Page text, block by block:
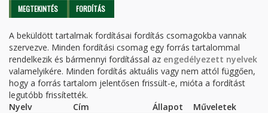
Elsődleges fülek
MEGTEKINTÉS FORDÍTÁS
A beküldött tartalmak fordításai fordítás csomagokba vannak
szervezve. Minden fordítási csomag egy forrás tartalommal
rendelkezik és bármennyi fordítással az engedélyezett nyelvek
valamelyikére. Minden fordítás aktuális vagy nem attól függően,
hogy a forrás tartalom jelentősen frissült-e, mióta a fordítást
legutóbb frissítették.
Nyelv
Cím Állapot
Műveletek